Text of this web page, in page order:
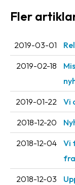
&
karriär
oss
Villkor
Allmänna
villkor
Fler
2019-03-01
2019-02-18
2019-01-22 Vi
2018-12-20
2018-12-04
Vi
2018-12-03